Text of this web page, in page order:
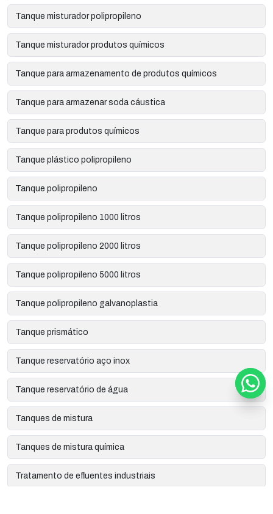
Tanque misturador polipropileno
Tanque misturador produtos químicos
Tanque para armazenamento de produtos químicos
Tanque para armazenar soda cáustica
Tanque para produtos químicos
Tanque plástico polipropileno
Tanque polipropileno
Tanque polipropileno 1000 litros
Tanque polipropileno 2000 litros
Tanque polipropileno 5000 litros
Tanque polipropileno galvanoplastia
Tanque prismático
Tanque reservatório aço inox
Tanque reservatório de água
Tanques de mistura
Tanques de mistura química
Tratamento de efluentes industriais